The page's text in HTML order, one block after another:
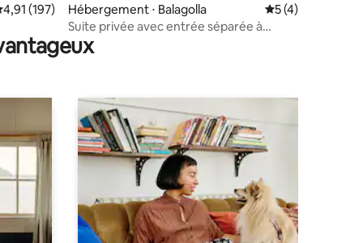
moyenne sur la base de 197 commentaires : 4,91 sur 5
4,91 (197)
Hébergement ⋅ Balagolla Évaluation
5 (4)
Suite privée avec entrée séparée à
Kandy